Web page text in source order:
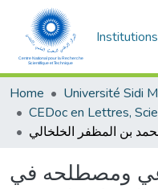
Institutions
Home
ومصطلحه في